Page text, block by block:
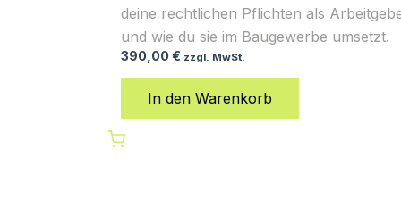
deine rechtlichen Pflichten als
und wie du sie im Baugewerbe umsetzt.
390,00€ zzgl. MwSt.
In den Warenkorb